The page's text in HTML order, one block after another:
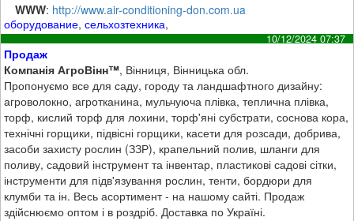
WWW: http://www.air-conditioning-don.com.ua
оборудование,сельхозтехника,
10/12/2024 07:37
Продаж
Компанія АгроВінн™, Вінниця, Вінницька обл.
Пропонуємо все для саду, городу та ландшафтного дизайну:
агроволокно, агротканина, мульчуюча плівка, теплична плівка,
торф, кислий торф для лохини, торф'яні субстрати, соснова кора,
технічні горщики, підвісні горщики, касети для розсади, добрива,
засоби захисту рослин (ЗЗР), крапельний полив, шланги для
поливу, садовий інструмент та інвентар, пластикові садові сітки,
інструменти для підв'язування рослин, тенти, бордюри для
клумби та ін. Весь асортимент - на нашому сайті. Продаж
здійснюємо оптом і в роздріб. Доставка по Україні.